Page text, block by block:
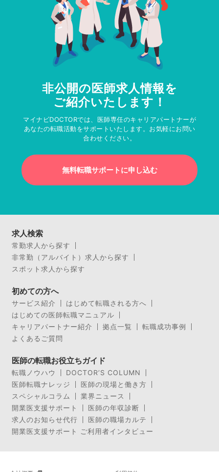
非公開の医師求人情報を
ご紹介いたします！
マイナビDOCTORでは、医師専任のキャリアパートナーが
あなたの転職活動をサポートいたします。お気軽にお問い
合わせください。
無料転職サポートに申し込む
求人検索
常勤求人から探す
非常勤（アルバイト）求人から探す
スポット求人から探す
初めての方へ
サービス紹介
はじめて転職される方へ
はじめての医師転職マニュアル
キャリアパートナー紹介
拠点一覧
転職成功事例
よくあるご質問
医師の転職お役立ちガイド
転職ノウハウ
DOCTOR’S COLUMN
医師転職ナレッジ
医師の現場と働き方
スペシャルコラム
業界ニュース
開業医支援サポート
医師の年収診断
求人のお知らせ代行
医師の職場カルテ
開業医支援サポート ご利用者インタビュー